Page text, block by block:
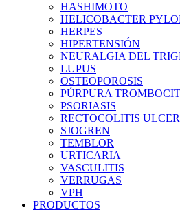
HASHIMOTO
HELICOBACTER
HERPES
HIPERTENSIÓN
NEURALGIA DEL
LUPUS
OSTEOPOROSIS
PÚRPURA
PSORIASIS
RECTOCOLITIS
SJOGREN
TEMBLOR
URTICARIA
VASCULITIS
VERRUGAS
VPH
PRODUCTOS